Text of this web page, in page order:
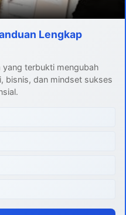
Lengkap
yang terbukti mengubah
bisnis, dan mindset sukses